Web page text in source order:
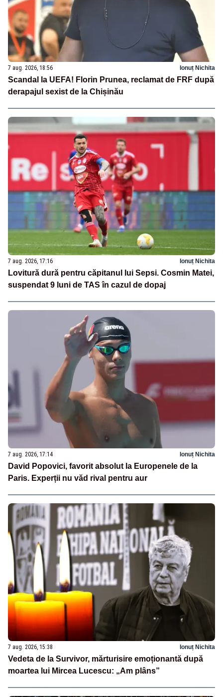
7 aug. 2026, 18:56 Ionuț Nichita
Scandal la UEFA! Florin Prunea, reclamat de FRF după
derapajul sexist de la Chișinău
7 aug. 2026, 17:16 Ionuț Nichita
Lovitură dură pentru căpitanul lui Sepsi. Cosmin Matei,
suspendat 9 luni de TAS în cazul de dopaj
7 aug. 2026, 17:14 Ionuț Nichita
David Popovici, favorit absolut la Europenele de la
Paris. Experții nu văd rival pentru aur
7 aug. 2026, 15:38 Ionuț Nichita
Vedeta de la Survivor, mărturisire emoționantă după
moartea lui Mircea Lucescu: „Am plâns”